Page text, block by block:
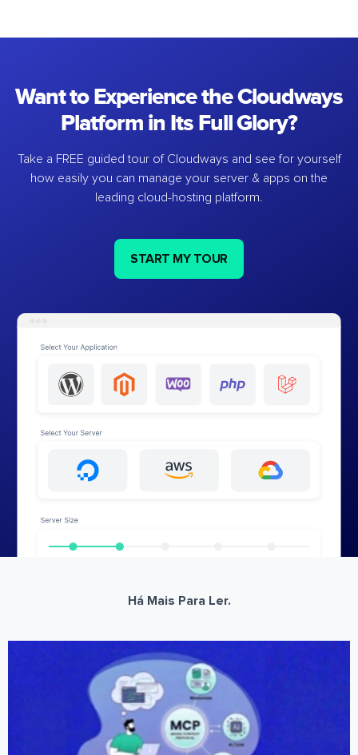
Want to Experience the Cloudways
Platform in Its Full Glory?
Take a FREE guided tour of Cloudways and see for yourself
how easily you can manage your server & apps on the
leading cloud-hosting platform.
START MY TOUR
Há Mais Para Ler.